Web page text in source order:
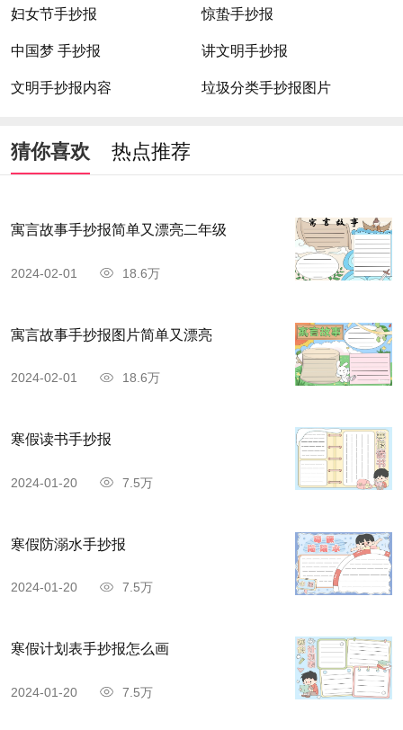
妇女节手抄报 惊蛰手抄报
中国梦 手抄报 讲文明手抄报
文明手抄报内容 垃圾分类手抄报图片
猜你喜欢 热点推荐
寓言故事手抄报简单又漂亮二年级
2024-02-01 18.6万
寓言故事手抄报图片简单又漂亮
2024-02-01 18.6万
寒假读书手抄报
2024-01-20 7.5万
寒假防溺水手抄报
2024-01-20 7.5万
寒假计划表手抄报怎么画
2024-01-20 7.5万